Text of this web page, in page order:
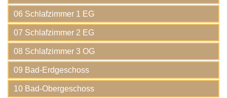
06 Schlafzimmer 1 EG
07 Schlafzimmer 2 EG
08 Schlafzimmer 3 OG
09 Bad-Erdgeschoss
10 Bad-Obergeschoss